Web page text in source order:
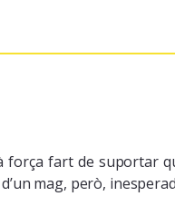
fart de suportar
mag, però,